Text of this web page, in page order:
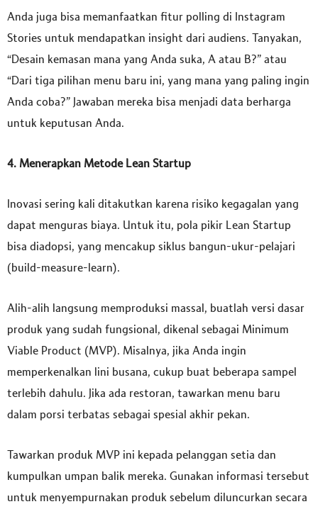
Anda juga bisa memanfaatkan fitur polling di Instagram
Stories untuk mendapatkan insight dari audiens. Tanyakan,
“Desain kemasan mana yang Anda suka, A atau B?” atau
“Dari tiga pilihan menu baru ini, yang mana yang paling ingin
Anda coba?” Jawaban mereka bisa menjadi data berharga
untuk keputusan Anda.
4. Menerapkan Metode Lean Startup
Inovasi sering kali ditakutkan karena risiko kegagalan yang
dapat menguras biaya. Untuk itu, pola pikir Lean Startup
bisa diadopsi, yang mencakup siklus bangun-ukur-pelajari
(build-measure-learn).
Alih-alih langsung memproduksi massal, buatlah versi dasar
produk yang sudah fungsional, dikenal sebagai Minimum
Viable Product (MVP). Misalnya, jika Anda ingin
memperkenalkan lini busana, cukup buat beberapa sampel
terlebih dahulu. Jika ada restoran, tawarkan menu baru
dalam porsi terbatas sebagai spesial akhir pekan.
Tawarkan produk MVP ini kepada pelanggan setia dan
kumpulkan umpan balik mereka. Gunakan informasi tersebut
untuk menyempurnakan produk sebelum diluncurkan secara